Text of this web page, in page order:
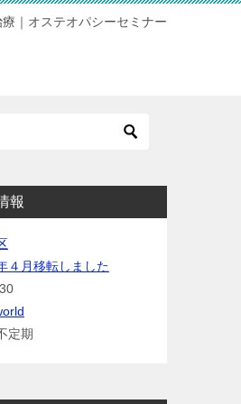
｜オステオパシーセミナー
報
４月移転しました
定期